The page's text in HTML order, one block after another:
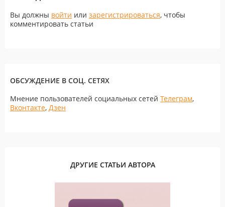
Вы должны войти или зарегистрироваться, чтобы
комментировать статьи
ОБСУЖДЕНИЕ В СОЦ. СЕТЯХ
Мнение пользователей социальных сетей Телеграм,
Вконтакте, Дзен
ДРУГИЕ СТАТЬИ АВТОРА